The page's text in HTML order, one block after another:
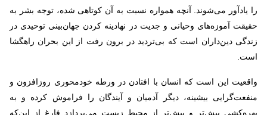
را یادآور می‌شوند. آنچه همواره نسبت به آن کوتاهی شده، توجه بشر به
حقیقت آموزه‌های وحیانی و جدیت در نهادینه کردن جهان‌بینی توحیدی در
زندگی دین‌داران است که بی‌تردید در برون رفت از این بحران راهگشا
است
واقعیت این است که انسان با افتادن در ورطه خودمحوری روزافزون و
منفعت‌گرایی بیشینه، دیگر آدمیان و آیندگان را فراموش کرده و به
بهره‌کشی بیش‌تر و بیش‌تر از محیط زیست می‌پردازد فارغ از این‌که